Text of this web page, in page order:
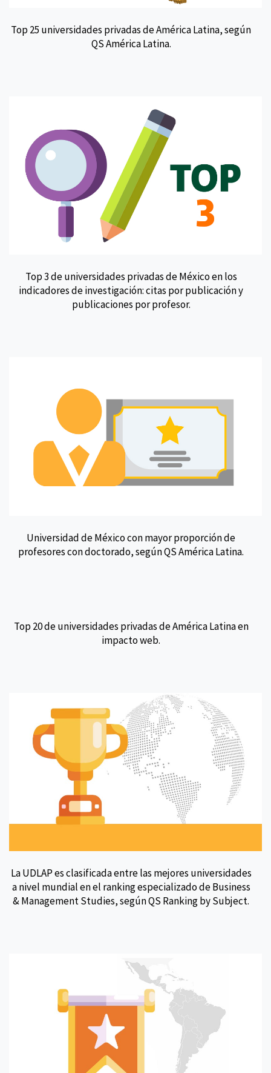
Top 25 universidades privadas de América Latina, según
QS América Latina.
Top 3 de universidades privadas de México en los
indicadores de investigación: citas por publicación y
publicaciones por profesor.
Universidad de México con mayor proporción de
profesores con doctorado, según QS América Latina.
Top 20 de universidades privadas de América Latina en
impacto web.
La UDLAP es clasificada entre las mejores universidades
a nivel mundial en el ranking especializado de Business
& Management Studies, según QS Ranking by Subject.